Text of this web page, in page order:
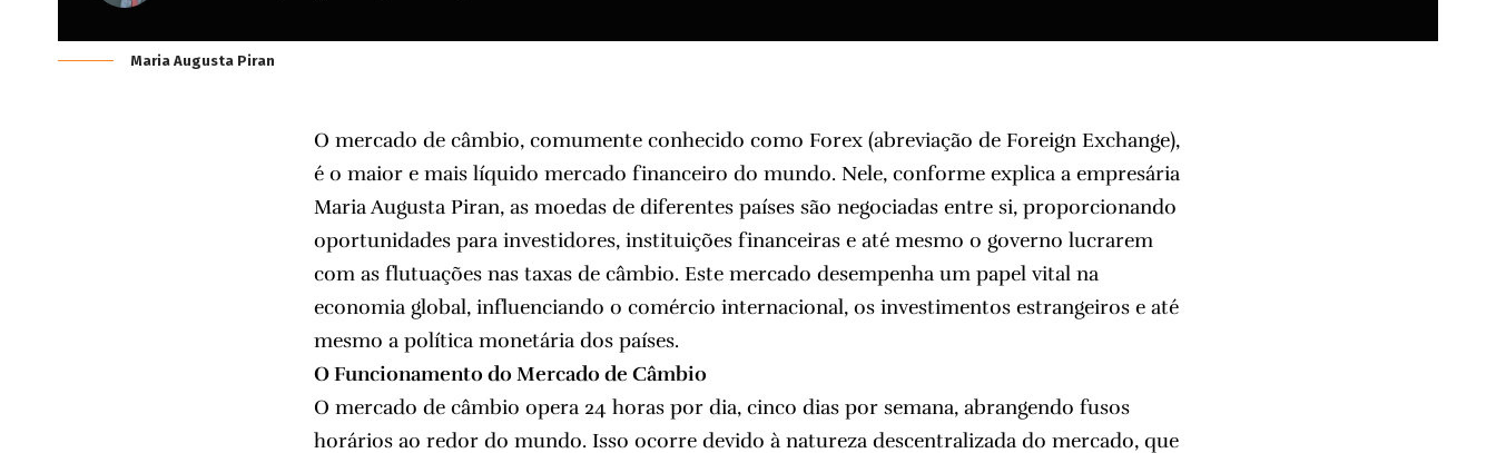
Maria Augusta Piran
O mercado de câmbio, comumente conhecido como Forex (abreviação de Foreign Exchange),
é o maior e mais líquido mercado financeiro do mundo. Nele, conforme explica a empresária
Maria Augusta Piran, as moedas de diferentes países são negociadas entre si, proporcionando
oportunidades para investidores, instituições financeiras e até mesmo o governo lucrarem
com as flutuações nas taxas de câmbio. Este mercado desempenha um papel vital na
economia global, influenciando o comércio internacional, os investimentos estrangeiros e até
mesmo a política monetária dos países.
O Funcionamento do Mercado de Câmbio
O mercado de câmbio opera 24 horas por dia, cinco dias por semana, abrangendo fusos
horários ao redor do mundo. Isso ocorre devido à natureza descentralizada do mercado, que